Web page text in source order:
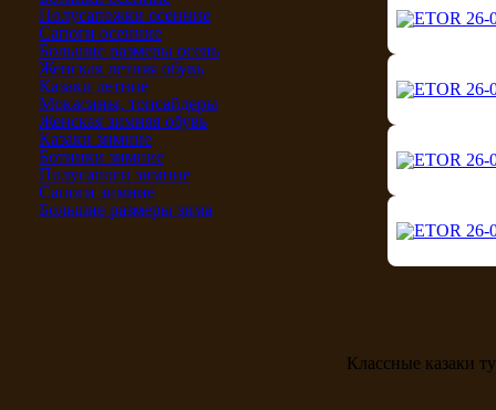
Полусапожки осенние
Сапоги осенние
Большие размеры осень
Женская летняя обувь
Казаки летние
Мокасины, топсайдеры
Женская зимняя обувь
Казаки зимние
Ботинки зимние
Полусапоги зимние
Сапоги зимние
Большие размеры зима
Классные казаки